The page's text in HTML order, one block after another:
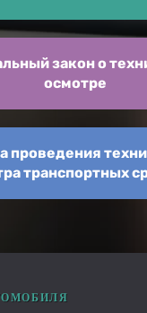
закон о
осмотре
проведения
транспортных